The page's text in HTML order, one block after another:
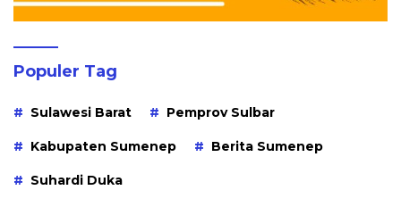
Populer Tag
Sulawesi Barat Pemprov Sulbar
Kabupaten Sumenep Berita Sumenep
Suhardi Duka